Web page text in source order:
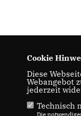
Cookie
Diese
Webangebot
jederzeit
Technisch
Die